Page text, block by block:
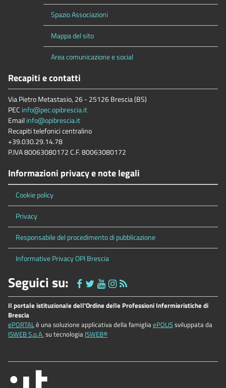
Spazio Associazioni
Mappa del sito
Area comunicazione e social
Recapiti e contatti
Via Pietro Metastasio, 26 - 25126 Brescia (BS)
PEC info@pec.opibrescia.it
Emailinfo@opibrescia.it
Recapiti telefonici centralino
+39.030.29.14.78
P.IVA 80063080172 C.F. 80063080172
Informazioni privacy e note legali
Cookie policy
Privacy
Responsabile del procedimento di pubblicazione
Informative Privacy OPI Brescia
Seguici su:
Il portale istituzionale dell'Ordine delle Professioni Infermieristiche di
Brescia
ePORTALè una soluzione applicativa della famigliaePOLISsviluppata da
ISWEB S.p.A. su tecnologia ISWEB®